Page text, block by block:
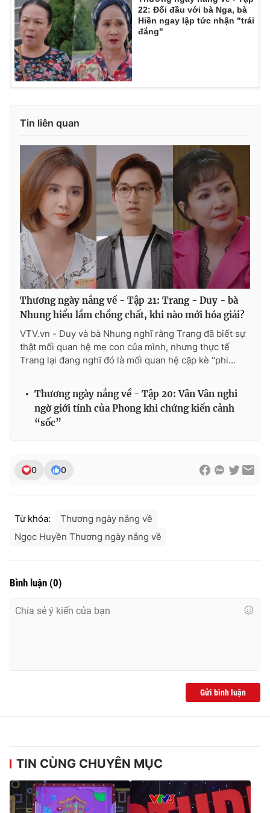
22: Đối đầu với bà Nga, bà
Hiền ngay lập tức nhận "trái
đắng"
Tin liên quan
Thương ngày nắng về - Tập 21: Trang - Duy - bà
Nhung hiểu lầm chồng chất, khi nào mới hóa giải?
VTV.vn - Duy và bà Nhung nghĩ rằng Trang đã biết sự
thật mối quan hệ mẹ con của mình, nhưng thực tế
Trang lại đang nghĩ đó là mối quan hệ cặp kè "phi...
Thương ngày nắng về - Tập 20: Vân Vân nghi
ngờ giới tính của Phong khi chứng kiến cảnh
“sốc”
0 0
Từ khóa:
Thương ngày nắng về
Ngọc Huyền Thương ngày nắng về
Bình luận (0)
Gửi bình luận
TIN CÙNG CHUYÊN MỤC